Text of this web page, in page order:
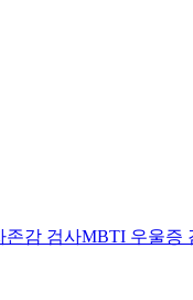
존감 검사MBTI 우울증